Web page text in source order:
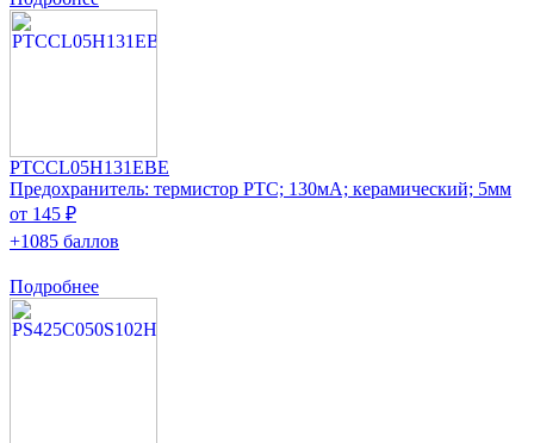
PTCCL05H131EBE
Предохранитель: термистор РТС; 130мА; керамический; 5мм
от 145 ₽
+1085 баллов
Подробнее